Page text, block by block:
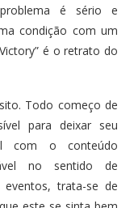
é sério e
condição com um
é o retrato do
Todo começo de
para deixar seu
com o conteúdo
no sentido de
eventos, trata-se de